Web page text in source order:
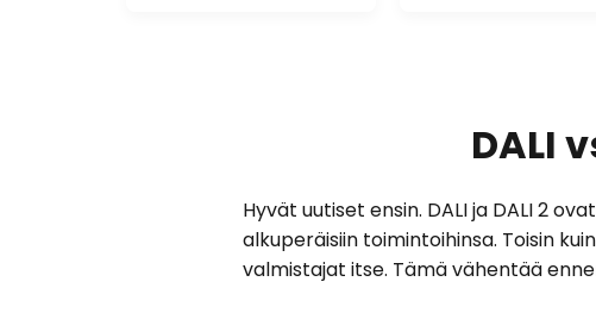
DALI
Hyvät uutiset ensin. DALI ja DALI 2
alkuperäisiin toimintoihinsa. Toisin
valmistajat itse. Tämä vähentää